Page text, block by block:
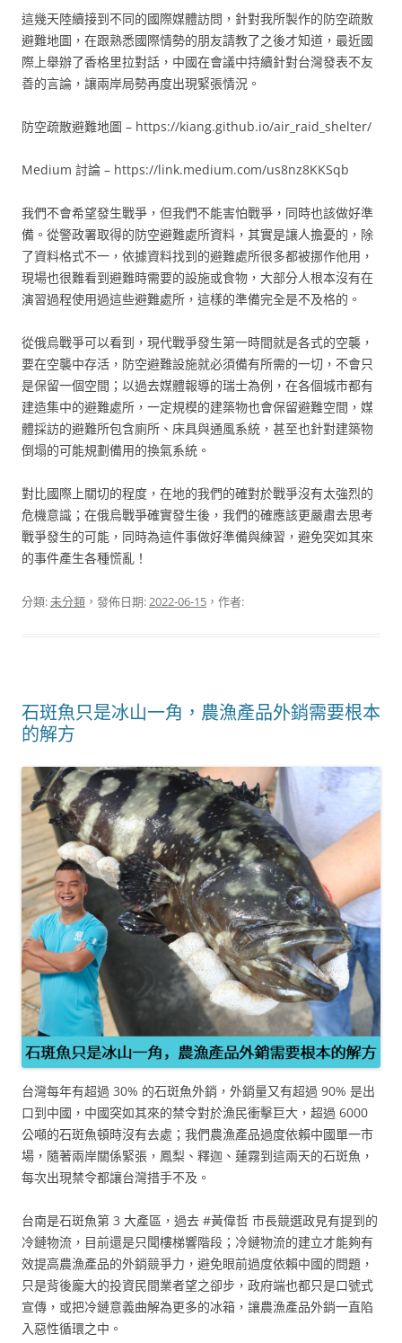
這幾天陸續接到不同的國際媒體訪問，針對我所製作的防空疏散
避難地圖，在跟熟悉國際情勢的朋友請教了之後才知道，最近國
際上舉辦了香格里拉對話，中國在會議中持續針對台灣發表不友
善的言論，讓兩岸局勢再度出現緊張情況。
防空疏散避難地圖 – https://kiang.github.io/air_raid_shelter/
Medium 討論 – https://link.medium.com/us8nz8KKSqb
我們不會希望發生戰爭，但我們不能害怕戰爭，同時也該做好準
備。從警政署取得的防空避難處所資料，其實是讓人擔憂的，除
了資料格式不一，依據資料找到的避難處所很多都被挪作他用，
現場也很難看到避難時需要的設施或食物，大部分人根本沒有在
演習過程使用過這些避難處所，這樣的準備完全是不及格的。
從俄烏戰爭可以看到，現代戰爭發生第一時間就是各式的空襲，
要在空襲中存活，防空避難設施就必須備有所需的一切，不會只
是保留一個空間；以過去媒體報導的瑞士為例，在各個城市都有
建造集中的避難處所，一定規模的建築物也會保留避難空間，媒
體採訪的避難所包含廁所、床具與通風系統，甚至也針對建築物
倒塌的可能規劃備用的換氣系統。
對比國際上關切的程度，在地的我們的確對於戰爭沒有太強烈的
危機意識；在俄烏戰爭確實發生後，我們的確應該更嚴肅去思考
戰爭發生的可能，同時為這件事做好準備與練習，避免突如其來
的事件產生各種慌亂！
分類:未分類 ，發佈日期:2022-06-15 ，作者:
石斑魚只是冰山一角，農漁產品外銷需要根本
的解方
台灣每年有超過 30% 的石斑魚外銷，外銷量又有超過 90% 是出
口到中國，中國突如其來的禁令對於漁民衝擊巨大，超過 6000
公噸的石斑魚頓時沒有去處；我們農漁產品過度依賴中國單一市
場，隨著兩岸關係緊張，鳳梨、釋迦、蓮霧到這兩天的石斑魚，
每次出現禁令都讓台灣措手不及。
台南是石斑魚第 3 大產區，過去 #黃偉哲 市長競選政見有提到的
冷鏈物流，目前還是只聞樓梯響階段；冷鏈物流的建立才能夠有
效提高農漁產品的外銷競爭力，避免眼前過度依賴中國的問題，
只是背後龐大的投資民間業者望之卻步，政府端也都只是口號式
宣傳，或把冷鏈意義曲解為更多的冰箱，讓農漁產品外銷一直陷
入惡性循環之中。